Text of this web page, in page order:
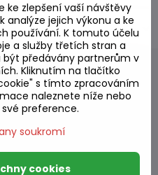
omáčka HBB 250ml
ke zlepšení vaší návštěvy
analýze jejich výkonu a ke
používání. K tomuto účelu
a služby třetích stran a
předávány partnerům v
Kliknutím na tlačítko
s tímto zpracováním
naleznete níže nebo
preference.
soukromí
cookies